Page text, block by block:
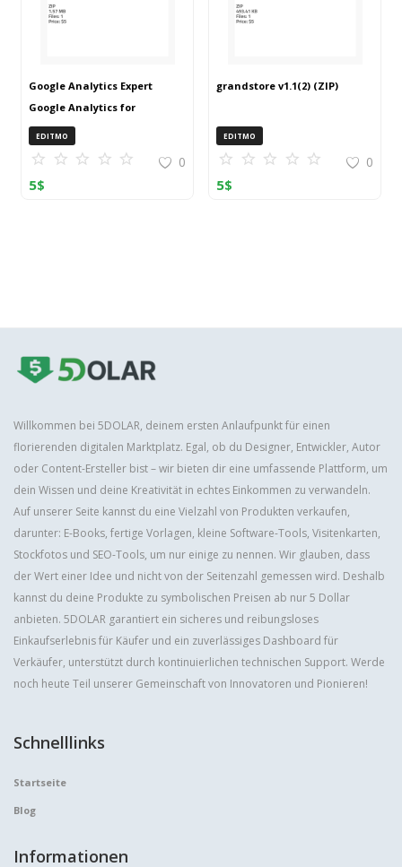
Google Analytics Expert
Google Analytics for
OpenCart (ZIP)
EDITMO
0
5$
grandstore v1.1(2) (ZIP)
EDITMO
0
5$
Willkommen bei 5DOLAR, deinem ersten Anlaufpunkt für einen
florierenden digitalen Marktplatz. Egal, ob du Designer, Entwickler, Autor
oder Content-Ersteller bist – wir bieten dir eine umfassende Plattform, um
dein Wissen und deine Kreativität in echtes Einkommen zu verwandeln.
Auf unserer Seite kannst du eine Vielzahl von Produkten verkaufen,
darunter: E-Books, fertige Vorlagen, kleine Software-Tools, Visitenkarten,
Stockfotos und SEO-Tools, um nur einige zu nennen. Wir glauben, dass
der Wert einer Idee und nicht von der Seitenzahl gemessen wird. Deshalb
kannst du deine Produkte zu symbolischen Preisen ab nur 5 Dollar
anbieten. 5DOLAR garantiert ein sicheres und reibungsloses
Einkaufserlebnis für Käufer und ein zuverlässiges Dashboard für
Verkäufer, unterstützt durch kontinuierlichen technischen Support. Werde
noch heute Teil unserer Gemeinschaft von Innovatoren und Pionieren!
Schnelllinks
Startseite
Blog
Informationen